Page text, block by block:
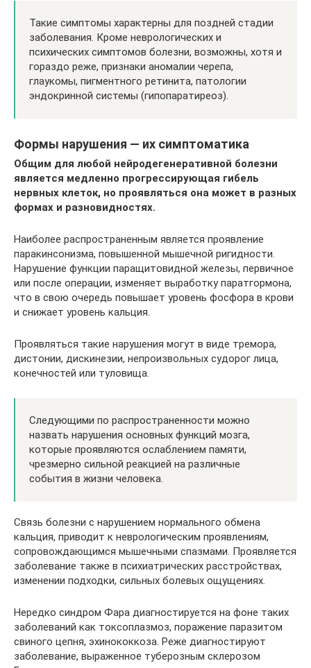
Такие симптомы характерны для поздней стадии
заболевания. Кроме неврологических и
психических симптомов болезни, возможны, хотя и
гораздо реже, признаки аномалии черепа,
глаукомы, пигментного ретинита, патологии
эндокринной системы (гипопаратиреоз).
Формы нарушения — их симптоматика
Общим для любой нейродегенеративной болезни
является медленно прогрессирующая гибель
нервных клеток, но проявляться она может в разных
формах и разновидностях.
Наиболее распространенным является проявление
паракинсонизма, повышенной мышечной ригидности.
Нарушение функции паращитовидной железы, первичное
или после операции, изменяет выработку паратгормона,
что в свою очередь повышает уровень фосфора в крови
и снижает уровень кальция.
Проявляться такие нарушения могут в виде тремора,
дистонии, дискинезии, непроизвольных судорог лица,
конечностей или туловища.
Следующими по распространенности можно
назвать нарушения основных функций мозга,
которые проявляются ослаблением памяти,
чрезмерно сильной реакцией на различные
события в жизни человека.
Связь болезни с нарушением нормального обмена
кальция, приводит к неврологическим проявлениям,
сопровождающимся мышечными спазмами. Проявляется
заболевание также в психиатрических расстройствах,
изменении подходки, сильных болевых ощущениях.
Нередко синдром Фара диагностируется на фоне таких
заболеваний как токсоплазмоз, поражение паразитом
свиного цепня, эхинококкоза. Реже диагностируют
заболевание, выраженное туберозным склерозом